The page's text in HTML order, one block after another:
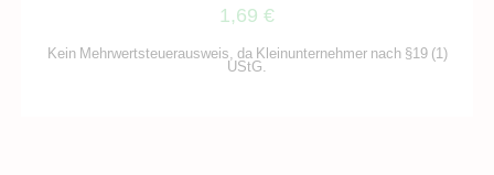
1,69 €
Kein Mehrwertsteuerausweis, da Kleinunternehmer nach §19 (1)
UStG.